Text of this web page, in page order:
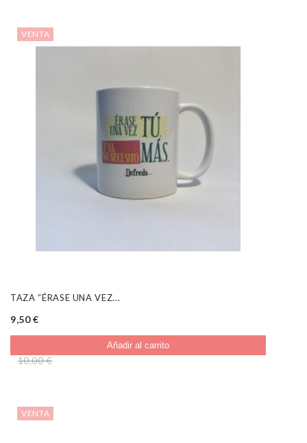
VENTA
TAZA “ÉRASE UNA VEZ...
9,50 €
Añadir al carrito
10,00 €
VENTA